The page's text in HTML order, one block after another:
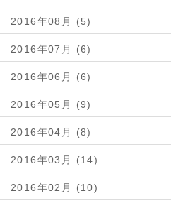
2016年08月 (5)
2016年07月 (6)
2016年06月 (6)
2016年05月 (9)
2016年04月 (8)
2016年03月 (14)
2016年02月 (10)